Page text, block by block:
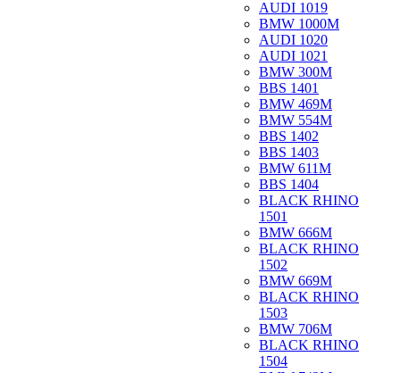
AUDI 1019
BMW 1000M
AUDI 1020
AUDI 1021
BMW 300M
BBS 1401
BMW 469M
BMW 554M
BBS 1402
BBS 1403
BMW 611M
BBS 1404
BLACK RHINO
1501
BMW 666M
BLACK RHINO
1502
BMW 669M
BLACK RHINO
1503
BMW 706M
BLACK RHINO
1504